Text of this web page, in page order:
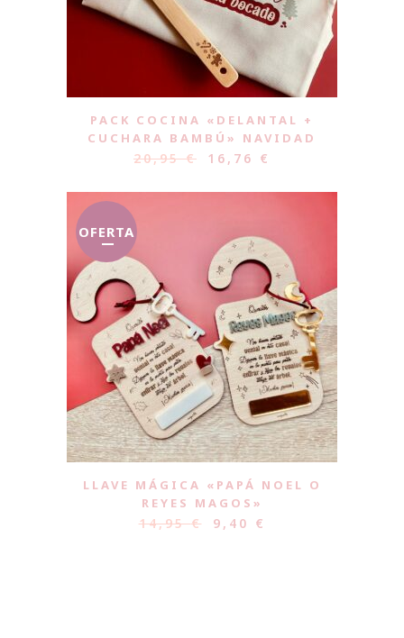
PACK COCINA «DELANTAL +
CUCHARA BAMBÚ» NAVIDAD
20,95€ 16,76 €
OFERTA
LLAVE MÁGICA «PAPÁ NOEL O
REYES MAGOS»
14,95€ 9,40 €